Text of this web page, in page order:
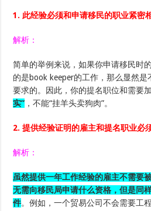
1. 此经验必须和申请移民的职业紧密
解析：
简单的举例来说，如果你申请移民时
的是book keeper的工作，那么显然
要求的。因此，你的提名职位和需要
实” ，不能“挂羊头卖狗肉”。
2. 提供经验证明的雇主和提名职业必
解析：
虽然提供一年工作经验的雇主不需要
无需向移民局申请什么资格，但是同
件。例如，一个贸易公司不会需要工